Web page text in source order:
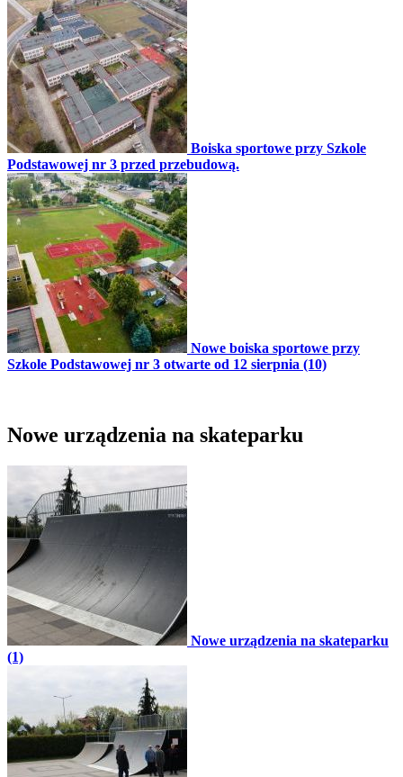
Boiska sportowe przy Szkole
Podstawowej nr 3 przed przebudową.
Nowe boiska sportowe przy
Szkole Podstawowej nr 3 otwarte od 12 sierpnia (10)
Nowe urządzenia na skateparku
Nowe urządzenia na skateparku
(1)